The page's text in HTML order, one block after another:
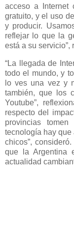
acceso a Internet
gratuito, y el uso
y producir.
reflejar lo que la
está a su servicio”,
“La llegada de
todo el mundo, y
lo ves una vez y
también, que los
Youtube”,
respecto del
provincias
tecnología hay que
chicos”, consideró.
que la Argentina
actualidad